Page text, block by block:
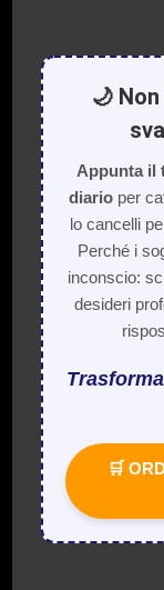
🌙
Appunta il
diarioper
lo cancelli
Perché i
inconscio:
desideri
🛒